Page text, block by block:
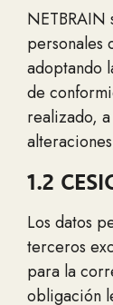
NETBRAIN
personales
adoptando
de
realizado,
1.2
Los datos
terceros
para la
obligación